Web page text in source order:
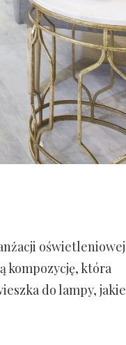
oświetleniowej
kompozycję, która
do lampy, jakie